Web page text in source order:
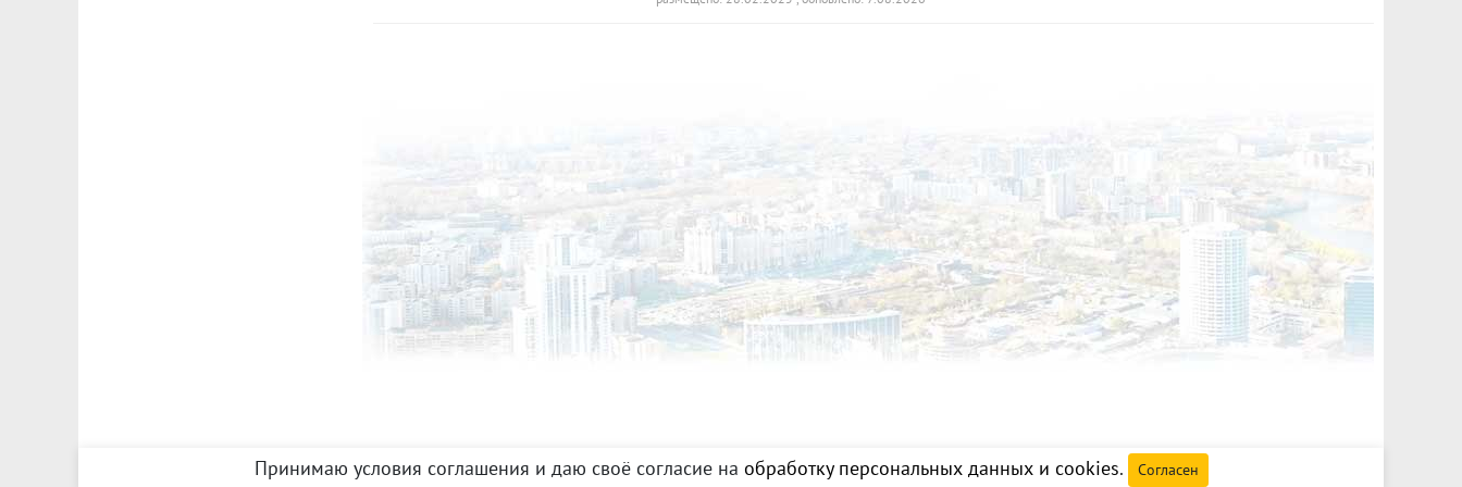
Принимаю условия соглашения и даю своё согласие на обработку персональных данных и cookies. Согласен